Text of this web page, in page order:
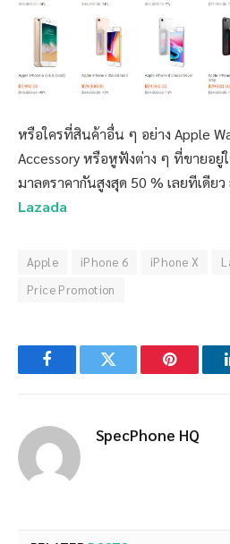
หรือใครที่สินค้าอื่น ๆ อย่าง Apple
Accessory หรือหูฟังต่าง ๆ ที่ขายอยู่
มาลดราคากันสูงสุด 50 % เลยทีเดีย
Lazada
Apple iPhone 6 iPhone X
Price Promotion
FacebookTwitter Pinterest
SpecPhone HQ